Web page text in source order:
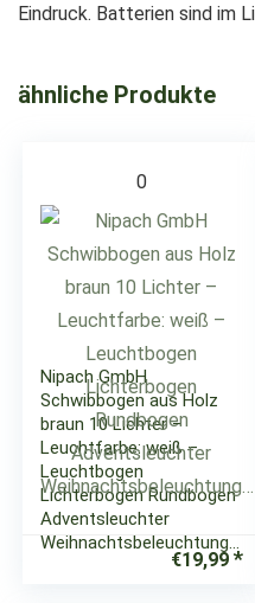
Eindruck. Batterien sind im
ähnliche Produkte
0
Nipach GmbH
Schwibbogen aus Holz
braun 10 Lichter –
Leuchtfarbe: weiß –
Leuchtbogen
Lichterbogen Rundbogen
Adventsleuchter
Weihnachtsbeleuchtung…
€19,99